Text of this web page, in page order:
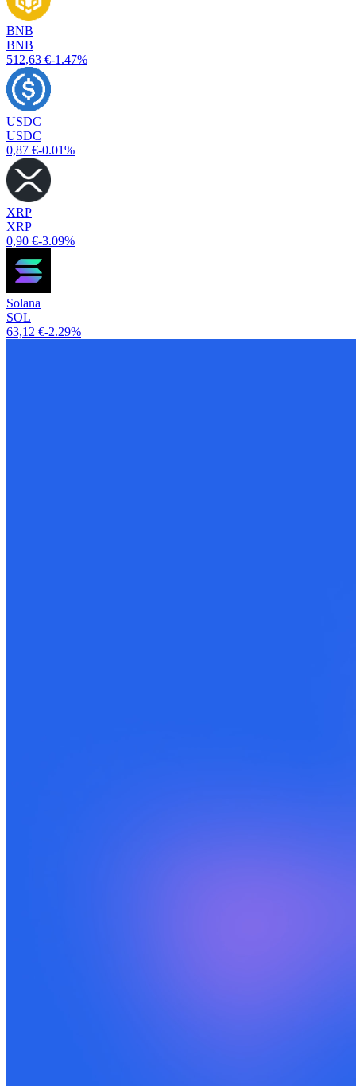
BNB
BNB
512,63 €-1.47%
USDC
USDC
0,87 €-0.01%
XRP
XRP
0,90 €-3.09%
Solana
SOL
63,12 €-2.29%